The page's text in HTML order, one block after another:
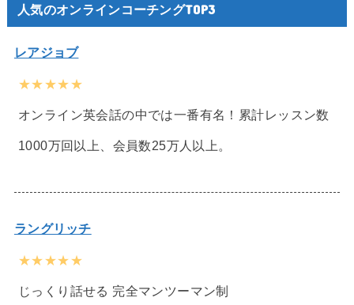
人気のオンラインコーチングTOP3
レアジョブ
★★★★★
オンライン英会話の中では一番有名！累計レッスン数
1000万回以上、会員数25万人以上。
ラングリッチ
★★★★★
じっくり話せる 完全マンツーマン制